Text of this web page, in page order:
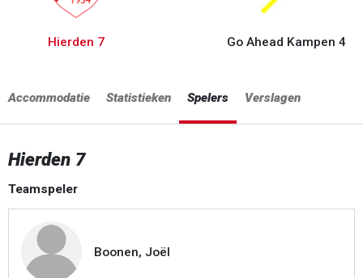
Hierden 7 Go Ahead Kampen 4
Accommodatie Statistieken Spelers Verslagen
Hierden 7
Teamspeler
Boonen, Joël